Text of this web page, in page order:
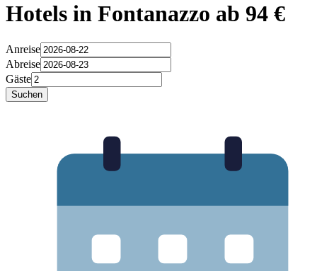
Hotels in Fontanazzo ab 94 €
Anreise
Abreise
Gäste
Suchen